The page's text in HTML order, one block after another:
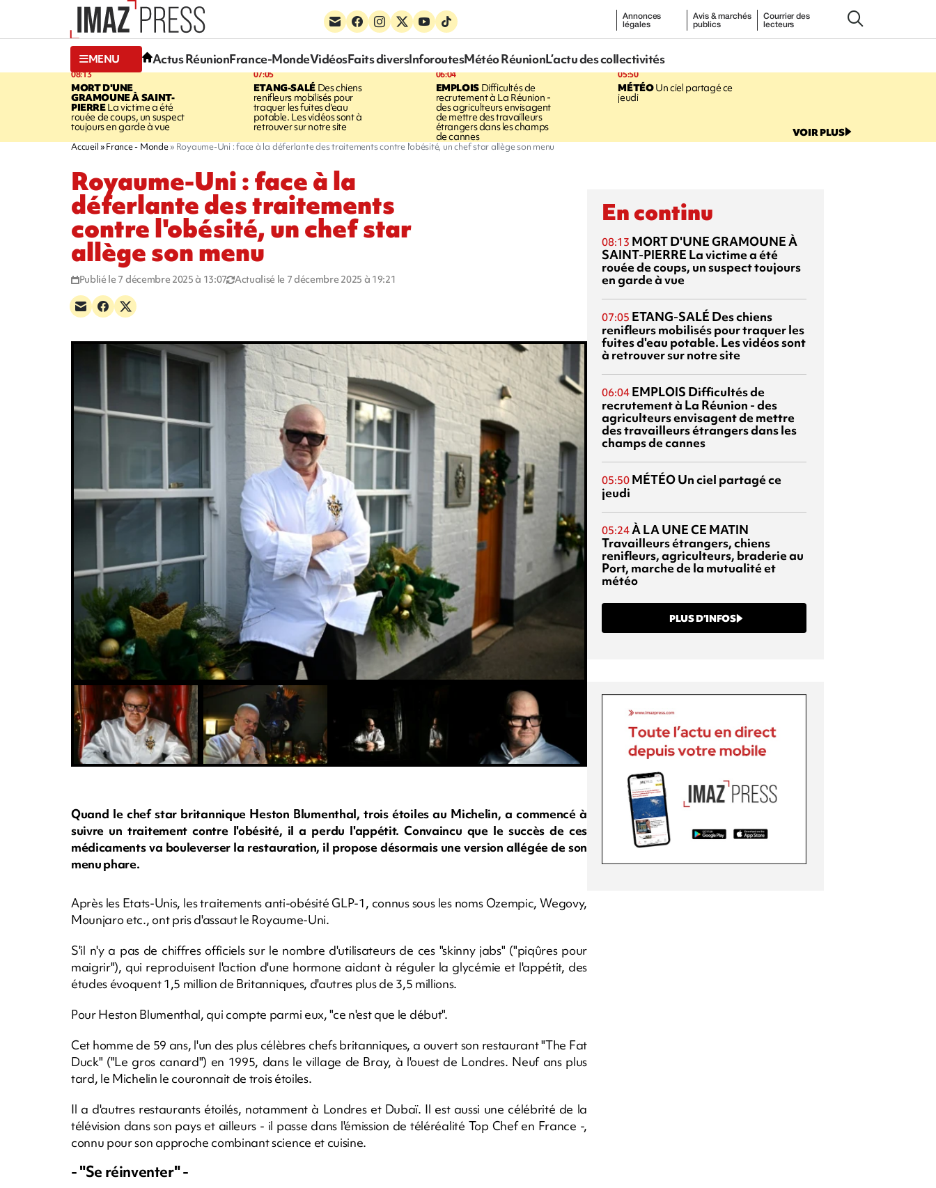
Annonces
légales
Avis & marchés
publics
Courrier des
lecteurs
MENU Actus RéunionFrance-MondeVidéosFaits diversInforoutesMétéo RéunionL’actu des collectivités
08:13
MORT D'UNE
GRAMOUNE À SAINT-
PIERRELa victime a été
rouée de coups, un suspect
toujours en garde à vue
07:05
ETANG-SALÉDes chiens
renifleurs mobilisés pour
traquer les fuites d'eau
potable. Les vidéos sont à
retrouver sur notre site
06:04
EMPLOISDifficultés de
recrutement à La Réunion -
des agriculteurs envisagent
de mettre des travailleurs
étrangers dans les champs
de cannes
05:50
MÉTÉOUn ciel partagé ce
jeudi
VOIR PLUS
Accueil France - Monde Royaume-Uni : face à la déferlante des traitements contre l'obésité, un chef star allège son menu
Royaume-Uni : face à la
déferlante des traitements
contre l'obésité, un chef star
allège son menu
Publié le 7 décembre 2025 à 13:07 Actualisé le 7 décembre 2025 à 19:21
Quand le chef star britannique Heston Blumenthal, trois étoiles au Michelin, a commencé à
suivre un traitement contre l'obésité, il a perdu l'appétit. Convaincu que le succès de ces
médicaments va bouleverser la restauration, il propose désormais une version allégée de son
menu phare.
Après les Etats-Unis, les traitements anti-obésité GLP-1, connus sous les noms Ozempic, Wegovy,
Mounjaro etc., ont pris d'assaut le Royaume-Uni.
S'il n'y a pas de chiffres officiels sur le nombre d'utilisateurs de ces "skinny jabs" ("piqûres pour
maigrir"), qui reproduisent l'action d'une hormone aidant à réguler la glycémie et l'appétit, des
études évoquent 1,5 million de Britanniques, d'autres plus de 3,5 millions.
Pour Heston Blumenthal, qui compte parmi eux, "ce n'est que le début".
Cet homme de 59 ans, l'un des plus célèbres chefs britanniques, a ouvert son restaurant "The Fat
Duck" ("Le gros canard") en 1995, dans le village de Bray, à l'ouest de Londres. Neuf ans plus
tard, le Michelin le couronnait de trois étoiles.
Il a d'autres restaurants étoilés, notamment à Londres et Dubaï. Il est aussi une célébrité de la
télévision dans son pays et ailleurs - il passe dans l'émission de téléréalité Top Chef en France -,
connu pour son approche combinant science et cuisine.
- "Se réinventer" -
En continu
08:13 MORT D'UNE GRAMOUNE À
SAINT-PIERRE La victime a été
rouée de coups, un suspect toujours
en garde à vue
07:05 ETANG-SALÉ Des chiens
renifleurs mobilisés pour traquer les
fuites d'eau potable. Les vidéos sont
à retrouver sur notre site
06:04 EMPLOIS Difficultés de
recrutement à La Réunion - des
agriculteurs envisagent de mettre
des travailleurs étrangers dans les
champs de cannes
05:50 MÉTÉOUn ciel partagé ce
jeudi
05:24À LA UNE CE MATIN
Travailleurs étrangers, chiens
renifleurs, agriculteurs, braderie au
Port, marche de la mutualité et
météo
PLUS D’INFOS